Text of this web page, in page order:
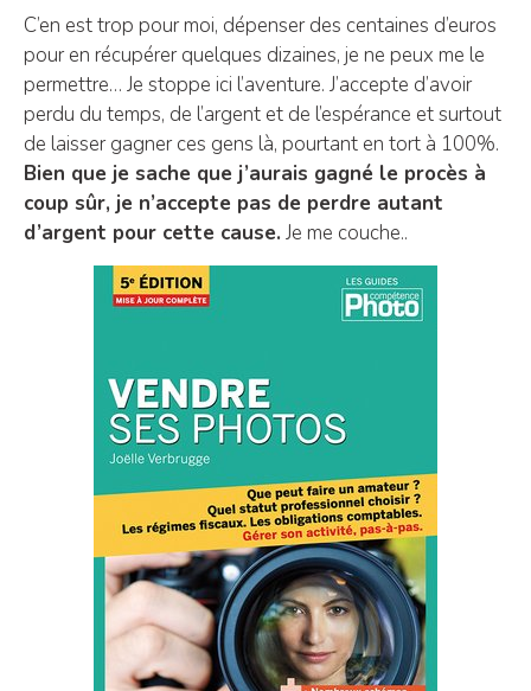
C’en est trop pour moi, dépenser des centaines d’euros
pour en récupérer quelques dizaines, je ne peux me le
permettre… Je stoppe ici l’aventure. J’accepte d’avoir
perdu du temps, de l’argent et de l’espérance et surtout
de laisser gagner ces gens là, pourtant en tort à 100%.
Bien que je sache que j’aurais gagné le procès à
coup sûr, je n’accepte pas de perdre autant
d’argent pour cette cause. Je me couche..